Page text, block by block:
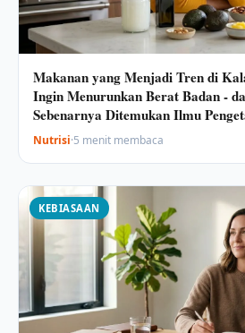
Makanan yang Menjadi Tren di
Ingin Menurunkan Berat Badan -
Sebenarnya Ditemukan Ilmu
Nutrisi·5 menit membaca
KEBIASAAN